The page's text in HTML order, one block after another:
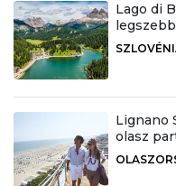
Lago di
Lignano
olasz